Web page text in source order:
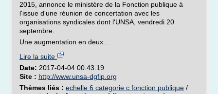
2015, annonce le ministère de la Fonction publique à
l'issue d'une réunion de concertation avec les
organisations syndicales dont l'UNSA, vendredi 20
septembre.
Une augmentation en deux...
Lire la suite
Date: 2017-04-04 00:43:19
Site : http://www.unsa-dgfip.org
Thèmes liés : echelle 6 categorie c fonction publique /